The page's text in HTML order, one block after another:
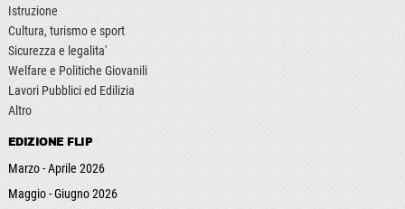
Istruzione
Cultura, turismo e sport
Sicurezza e legalita'
Welfare e Politiche Giovanili
Lavori Pubblici ed Edilizia
Altro
EDIZIONE FLIP
Marzo - Aprile 2026
Maggio - Giugno 2026